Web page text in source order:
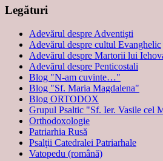
Legături
Adevărul despre Adventişti
Adevărul despre cultul Evanghelic
Adevărul despre Martorii lui
Adevărul despre Penticostali
Blog "N-am cuvinte…"
Blog "Sf. Maria Magdalena"
Blog ORTODOX
Grupul Psaltic "Sf. Ier. Vasile cel
Orthodoxologie
Patriarhia Rusă
Psalţii Catedralei Patriarhale
Vatopedu (română)